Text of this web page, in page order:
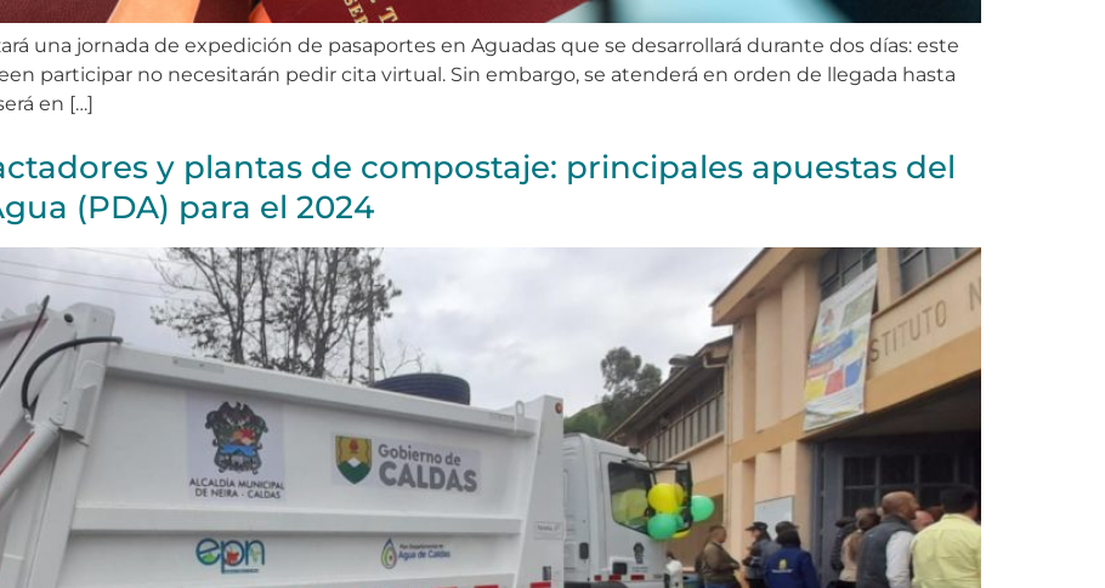
una jornada de expedición de pasaportes en Aguadas que se desarrollará durante dos días: este
participar no necesitarán pedir cita virtual. Sin embargo, se atenderá en orden de llegada hasta
en […]
y plantas de compostaje: principales apuestas del
(PDA) para el 2024